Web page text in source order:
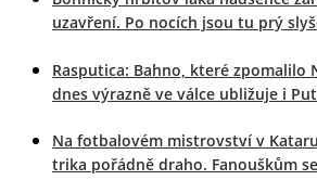
uzavření. Po nocích jsou tu prý
Rasputica: Bahno, které zpomalilo
dnes výrazně ve válce ubližuje i
Na fotbalovém mistrovství v
trika pořádně draho. Fanouškům